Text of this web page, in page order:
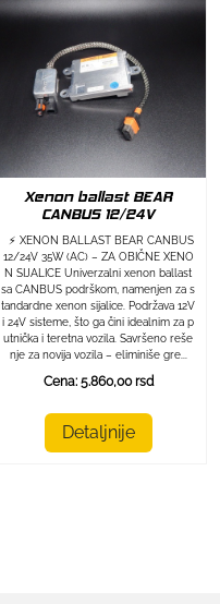
Xenon ballast BEAR
CANBUS 12/24V
⚡ XENON BALLAST BEAR CANBUS
12/24V 35W (AC) – ZA OBIČNE XENO
N SIJALICE Univerzalni xenon ballast
sa CANBUS podrškom, namenjen za s
tandardne xenon sijalice. Podržava 12V
i 24V sisteme, što ga čini idealnim za p
utnička i teretna vozila. Savršeno reše
nje za novija vozila – eliminiše gre...
Cena: 5.860,00 rsd
Detaljnije